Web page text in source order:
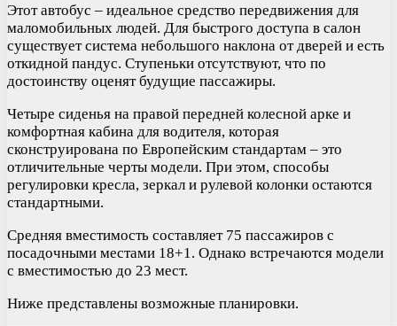
Этот автобус – идеальное средство передвижения для
маломобильных людей. Для быстрого доступа в салон
существует система небольшого наклона от дверей и есть
откидной пандус. Ступеньки отсутствуют, что по
достоинству оценят будущие пассажиры.
Четыре сиденья на правой передней колесной арке и
комфортная кабина для водителя, которая
сконструирована по Европейским стандартам – это
отличительные черты модели. При этом, способы
регулировки кресла, зеркал и рулевой колонки остаются
стандартными.
Средняя вместимость составляет 75 пассажиров с
посадочными местами 18+1. Однако встречаются модели
с вместимостью до 23 мест.
Ниже представлены возможные планировки.